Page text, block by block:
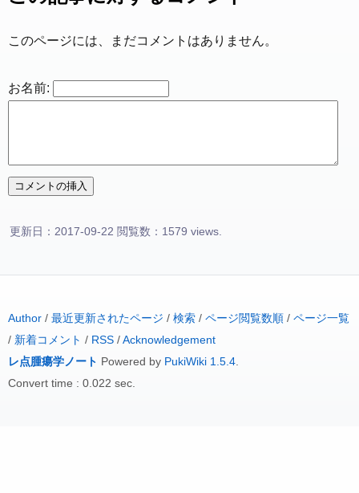
このページには、まだコメントはありません。
お名前:
更新日：2017-09-22 閲覧数：1579 views.
Author / 最近更新されたページ / 検索 / ページ閲覧数順 / ページ一覧
/ 新着コメント / RSS / Acknowledgement
レ点腫瘍学ノート Powered by PukiWiki 1.5.4
Convert time : 0.022 sec.